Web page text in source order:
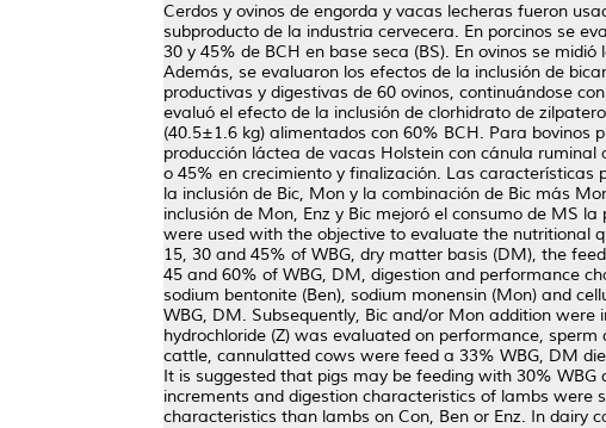
Cerdos y ovinos de engorda y vacas lecheras fueron
subproducto de la industria cervecera. En porcinos se
30 y 45% de BCH en base seca (BS). En ovinos se
Además, se evaluaron los efectos de la inclusión de
productivas y digestivas de 60 ovinos, continuándose
evaluó el efecto de la inclusión de clorhidrato de
(40.5±1.6 kg) alimentados con 60% BCH. Para bovinos
producción láctea de vacas Holstein con cánula
o 45% en crecimiento y finalización. Las características
la inclusión de Bic, Mon y la combinación de Bic más
inclusión de Mon, Enz y Bic mejoró el consumo de MS
were used with the objective to evaluate the nutritional
15, 30 and 45% of WBG, dry matter basis (DM), the
45 and 60% of WBG, DM, digestion and performance
sodium bentonite (Ben), sodium monensin (Mon) and
WBG, DM. Subsequently, Bic and/or Mon addition
hydrochloride (Z) was evaluated on performance,
cattle, cannulatted cows were feed a 33% WBG, DM
It is suggested that pigs may be feeding with 30%
increments and digestion characteristics of lambs
characteristics than lambs on Con, Ben or Enz. In dairy